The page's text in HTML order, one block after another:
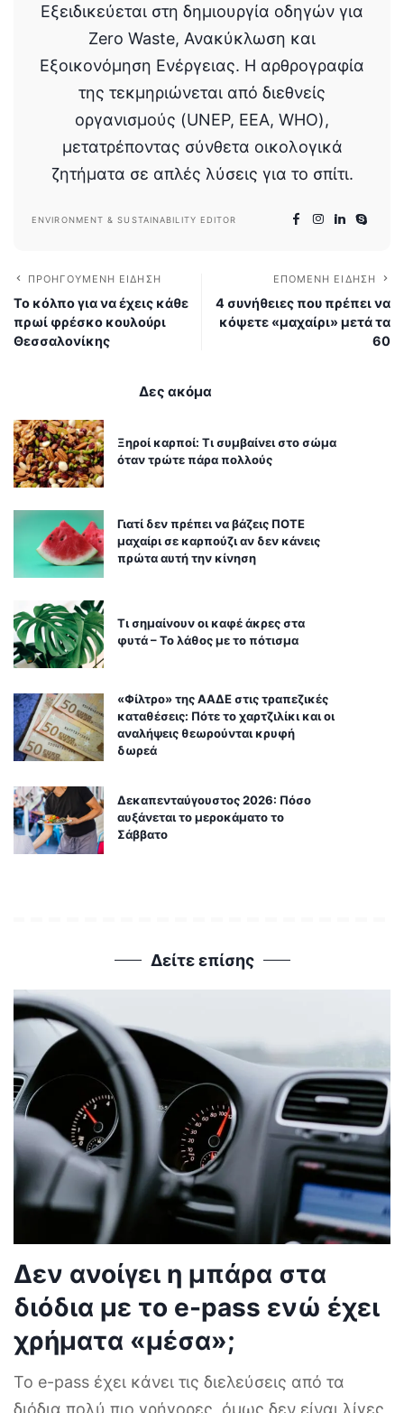
Εξειδικεύεται στη δημιουργία οδηγών για
Zero Waste, Ανακύκλωση και
Εξοικονόμηση Ενέργειας. Η αρθρογραφία
της τεκμηριώνεται από διεθνείς
οργανισμούς (UNEP, EEA, WHO),
μετατρέποντας σύνθετα οικολογικά
ζητήματα σε απλές λύσεις για το σπίτι.
ENVIRONMENT & SUSTAINABILITY EDITOR
ΠΡΟΗΓΟΎΜΕΝΗ ΕΊΔΗΣΗ
Το κόλπο για να έχεις κάθε
πρωί φρέσκο κουλούρι
Θεσσαλονίκης
ΕΠΌΜΕΝΗ ΕΊΔΗΣΗ
4 συνήθειες που πρέπει να
κόψετε «μαχαίρι» μετά τα
60
Δες ακόμα
Ξηροί καρποί: Τι συμβαίνει στο σώμα
όταν τρώτε πάρα πολλούς
Γιατί δεν πρέπει να βάζεις ΠΟΤΕ
μαχαίρι σε καρπούζι αν δεν κάνεις
πρώτα αυτή την κίνηση
Τι σημαίνουν οι καφέ άκρες στα
φυτά – Το λάθος με το πότισμα
«Φίλτρο» της ΑΑΔΕ στις τραπεζικές
καταθέσεις: Πότε το χαρτζιλίκι και οι
αναλήψεις θεωρούνται κρυφή
δωρεά
Δεκαπενταύγουστος 2026: Πόσο
αυξάνεται το μεροκάματο το
Σάββατο
Δείτε επίσης
Δεν ανοίγει η μπάρα στα
διόδια με το e-pass ενώ έχει
χρήματα «μέσα»;
Το e-pass έχει κάνει τις διελεύσεις από τα
διόδια πολύ πιο γρήγορες, όμως δεν είναι λίγες